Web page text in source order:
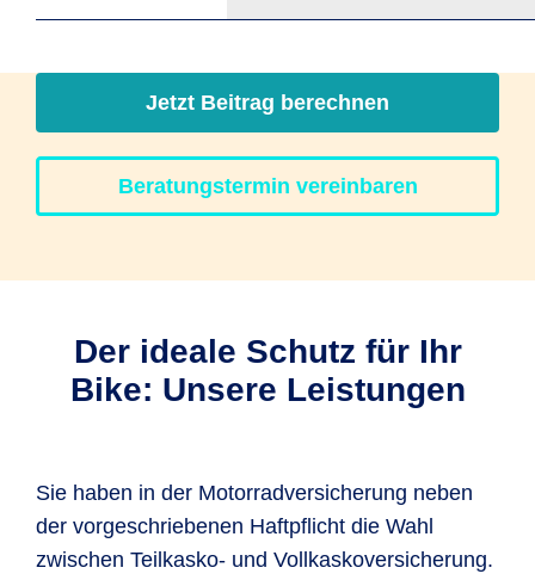
Jetzt Beitrag berechnen
Beratungstermin vereinbaren
Der ideale Schutz für Ihr
Bike: Unsere Leistungen
Sie haben in der Motorradversicherung neben
der vorgeschriebenen Haftpflicht die Wahl
zwischen Teilkasko- und Vollkaskoversicherung.